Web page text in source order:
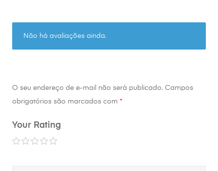
Não há avaliações ainda.
O seu endereço de e-mail não será publicado. Campos
obrigatórios são marcados com *
Your Rating
1 2 3 4 5